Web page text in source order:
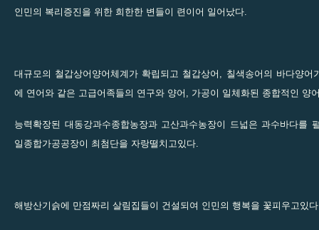
인민의 복리증진을 위한 희한한 변들이 련이어 일어났다.
대규모의 철갑상어양어체계가 확립되고 철갑상어, 칠색송어의 바다양어
에 연어와 같은 고급어족들의 연구와 양어, 가공이 일체화된 종합적인 양
능력확장된 대동강과수종합농장과 고산과수농장이 드넓은 과수바다를
일종합가공공장이 최첨단을 자랑떨치고있다.
해방산기슭에 만점짜리 살림집들이 건설되여 인민의 행복을 꽃피우고있